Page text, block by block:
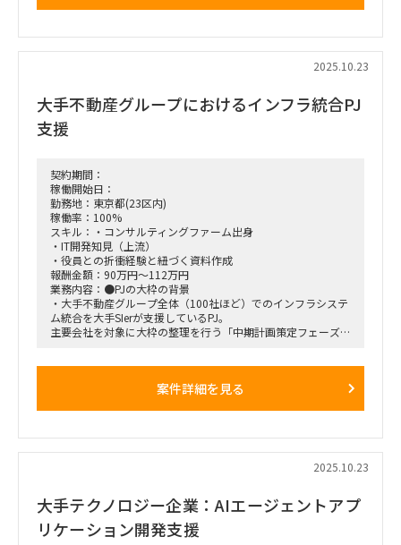
2025.10.23
大手不動産グループにおけるインフラ統合PJ
支援
契約期間：
稼働開始日：
勤務地：東京都(23区内)
稼働率：100%
スキル：・コンサルティングファーム出身
・IT開発知見（上流）
・役員との折衝経験と紐づく資料作成
報酬金額：90万円～112万円
業務内容：●PJの大枠の背景
・大手不動産グループ全体（100社ほど）でのインフラシステ
ム統合を大手SIerが支援しているPJ。
主要会社を対象に大枠の整理を行う「中期計画策定フェーズ」
・リソース不足のため体制強化の文脈で参画頂きたい。
ループ各社に説明する役回り
・説明に伴う資料の作成や各子会社社員との折衝も担当
・上記実行計画の策定や課題管理/進捗管理を担当頂く※PMO
案件詳細を見る
2025.10.23
大手テクノロジー企業：AIエージェントアプ
リケーション開発支援